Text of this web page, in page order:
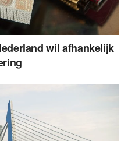
wil afhankelijk